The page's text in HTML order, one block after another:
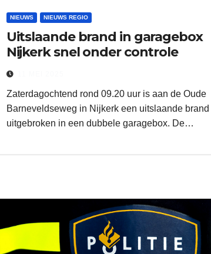
NIEUWS NIEUWS REGIO
Uitslaande brand in garagebox
Nijkerk snel onder controle
Zaterdagochtend rond 09.20 uur is aan de Oude
Barneveldseweg in Nijkerk een uitslaande brand
uitgebroken in een dubbele garagebox. De…